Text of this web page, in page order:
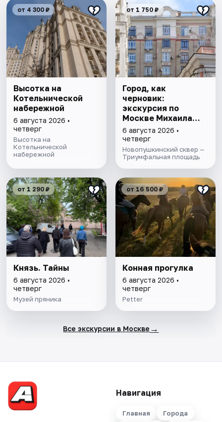
от 4 300 ₽
Высотка на
Котельнической
набережной
6 августа 2026 •
четверг
Высотка на
Котельнической
набережной
от 1 750 ₽
Город, как
черновик:
экскурсия по
Москве Михаила
Булгакова
6 августа 2026 •
четверг
Новопушкинский сквер —
Триумфальная площадь
от 1 290 ₽
Князь. Тайны
6 августа 2026 •
четверг
Музей пряника
от 16 500 ₽
Конная прогулка
6 августа 2026 •
четверг
Petter
Все экскурсии в Москве →
Навигация
Главная Города